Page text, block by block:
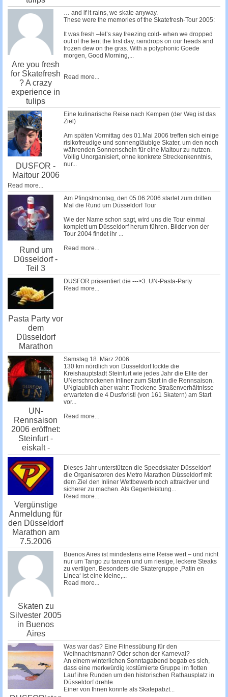
Are you fresh
for Skatefresh
? A crazy
experience in
tulips
… and if it rains, we skate anyway.
These were the memories of the Skatefresh-Tour 2005:
It was fresh –let’s say freezing cold- when we dropped
out of the tent the first day, raindrops on our heads and
frozen dew on the gras. With a polyphonic Goede
morgen, Good Morning,...
Read more...
DUSFOR -
Maitour 2006
Eine kulinarische Reise nach Kempen (der Weg ist das
Ziel)
Am späten Vormittag des 01.Mai 2006 treffen sich einige
risikofreudige und sonnengläubige Skater, um den noch
währenden Sonnenschein für eine Maitour zu nutzen.
Völlig Unorganisiert, ohne konkrete Streckenkenntnis,
nur...
Read more...
Rund um
Düsseldorf -
Teil 3
Am Pfingstmontag, den 05.06.2006 startet zum dritten
Mal die Rund um Düsseldorf Tour
Wie der Name schon sagt, wird uns die Tour einmal
komplett um Düsseldorf herum führen. Bilder von der
Tour 2004 findet ihr ...
Read more...
Pasta Party vor
dem
Düsseldorf
Marathon
DUSFOR präsentiert die --->3. UN-Pasta-Party
Read more...
UN-
Rennsaison
2006 eröffnet:
Steinfurt -
eiskalt -
Samstag 18. März 2006
130 km nördlich von Düsseldorf lockte die
Kreishauptstadt Steinfurt wie jedes Jahr die Elite der
UNerschrockenen Inliner zum Start in die Rennsaison.
UNglaublich aber wahr: Trockene Straßenverhältnisse
erwarteten die 4 Dusforisti (von 161 Skatern) am Start
vor...
Read more...
Vergünstige
Anmeldung für
den Düsseldorf
Marathon am
7.5.2006
Dieses Jahr unterstützen die Speedskater Düsseldorf
die Organisatoren des Metro Marathon Düsseldorfmit
dem Ziel den Inliner Wettbewerb noch attraktiver und
sicherer zu machen. Als Gegenleistung...
Read more...
Skaten zu
Silvester 2005
in Buenos
Aires
Buenos Aires ist mindestens eine Reise wert – und nicht
nur um Tango zu tanzen und um riesige, leckere Steaks
zu vertilgen. Besonders die Skatergruppe ‚Patin en
Linea‘ ist eine kleine,...
Read more...
Was war das? Eine Fitnessübung für den
Weihnachtsmann? Oder schon der Karneval?
An einem winterlichen Sonntagabend begab es sich,
dass eine merkwürdig kostümierte Gruppe im flotten
Lauf ihre Runden um den historischen Rathausplatz in
Düsseldorf drehte.
Einer von Ihnen konnte als Skatepabzt...